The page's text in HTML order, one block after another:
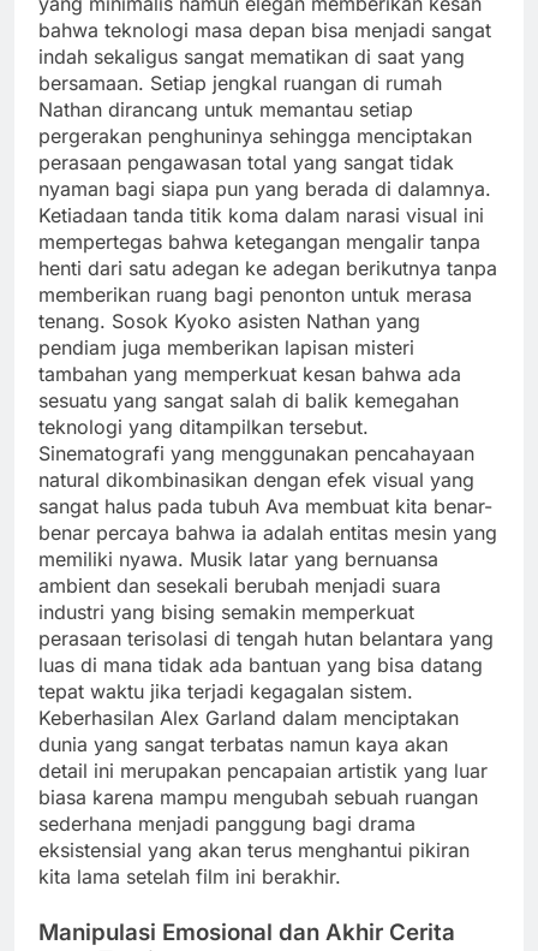
bahwa teknologi masa depan bisa menjadi sangat
indah sekaligus sangat mematikan di saat yang
bersamaan. Setiap jengkal ruangan di rumah
Nathan dirancang untuk memantau setiap
pergerakan penghuninya sehingga menciptakan
perasaan pengawasan total yang sangat tidak
nyaman bagi siapa pun yang berada di dalamnya.
Ketiadaan tanda titik koma dalam narasi visual ini
mempertegas bahwa ketegangan mengalir tanpa
henti dari satu adegan ke adegan berikutnya tanpa
memberikan ruang bagi penonton untuk merasa
tenang. Sosok Kyoko asisten Nathan yang
pendiam juga memberikan lapisan misteri
tambahan yang memperkuat kesan bahwa ada
sesuatu yang sangat salah di balik kemegahan
teknologi yang ditampilkan tersebut.
Sinematografi yang menggunakan pencahayaan
natural dikombinasikan dengan efek visual yang
sangat halus pada tubuh Ava membuat kita benar-
benar percaya bahwa ia adalah entitas mesin yang
memiliki nyawa. Musik latar yang bernuansa
ambient dan sesekali berubah menjadi suara
industri yang bising semakin memperkuat
perasaan terisolasi di tengah hutan belantara yang
luas di mana tidak ada bantuan yang bisa datang
tepat waktu jika terjadi kegagalan sistem.
Keberhasilan Alex Garland dalam menciptakan
dunia yang sangat terbatas namun kaya akan
detail ini merupakan pencapaian artistik yang luar
biasa karena mampu mengubah sebuah ruangan
sederhana menjadi panggung bagi drama
eksistensial yang akan terus menghantui pikiran
kita lama setelah film ini berakhir.
Manipulasi Emosional dan Akhir Cerita